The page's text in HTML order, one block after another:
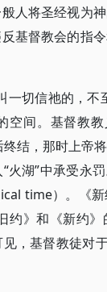
人将圣经视为
基督教会的指
切信祂的，不
空间。基督教
结，那时上帝
湖”中承受永
time）。《
约》和《新约
，基督教徒对